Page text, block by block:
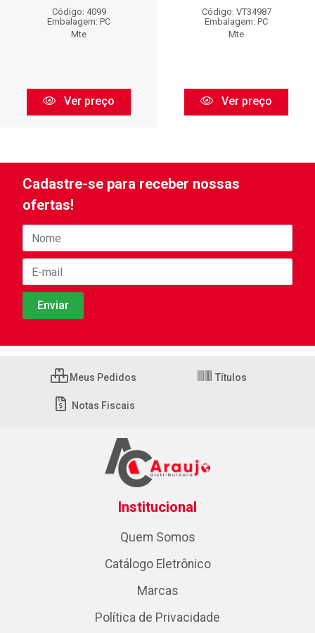
Código: 4099
Embalagem: PC
Mte
Ver preço
Código: VT34987
Embalagem: PC
Mte
Ver preço
Cadastre-se para receber nossas
ofertas!
Meus Pedidos Títulos
Notas Fiscais
Institucional
Quem Somos
Catálogo Eletrônico
Marcas
Política de Privacidade